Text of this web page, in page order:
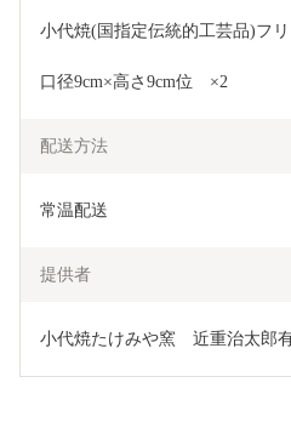
小代焼(国指定伝統的工芸品)フ
口径9cm×高さ9cm位　×2
配送方法
常温配送
提供者
小代焼たけみや窯　近重治太郎